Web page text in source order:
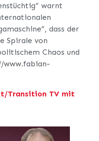
warnt
dass der
Spirale von
Chaos und
www.fabian-
Transition TV mit